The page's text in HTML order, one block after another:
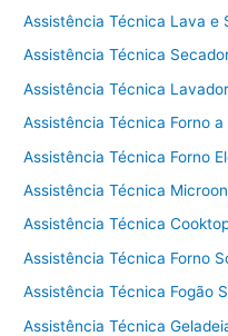
Assistência Técnica Lava e
Assistência Técnica
Assistência Técnica
Assistência Técnica Forno a
Assistência Técnica Forno
Assistência Técnica
Assistência Técnica
Assistência Técnica Forno
Assistência Técnica Fogão
Assistência Técnica